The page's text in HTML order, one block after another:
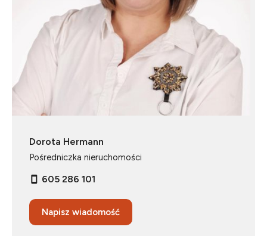
Dorota Hermann
Pośredniczka nieruchomości
605 286 101
Napisz wiadomość